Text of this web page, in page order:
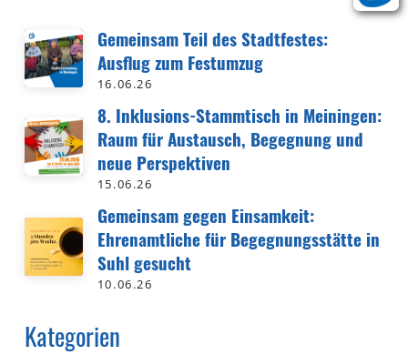
Gemeinsam Teil des Stadtfestes:
Ausflug zum Festumzug
16.06.26
8. Inklusions-Stammtisch in Meiningen:
Raum für Austausch, Begegnung und
neue Perspektiven
15.06.26
Gemeinsam gegen Einsamkeit:
Ehrenamtliche für Begegnungsstätte in
Suhl gesucht
10.06.26
Kategorien